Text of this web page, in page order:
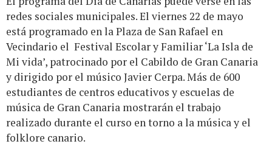
redes sociales municipales. El viernes 22 de mayo
está programado en la Plaza de San Rafael en
Vecindario el Festival Escolar y Familiar ‘La Isla de
Mi vida’, patrocinado por el Cabildo de Gran Canaria
y dirigido por el músico Javier Cerpa. Más de 600
estudiantes de centros educativos y escuelas de
música de Gran Canaria mostrarán el trabajo
realizado durante el curso en torno a la música y el
folklore canario.